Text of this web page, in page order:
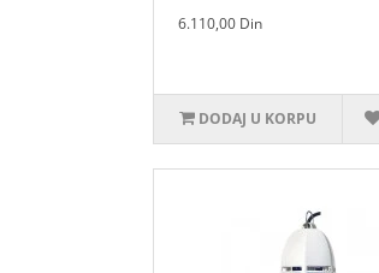
6.110,00 Din
DODAJ U KORPU